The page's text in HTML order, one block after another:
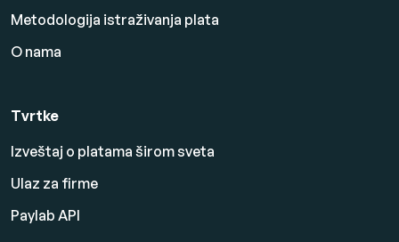
Metodologija istraživanja plata
O nama
Tvrtke
Izveštaj o platama širom sveta
Ulaz za firme
Paylab API